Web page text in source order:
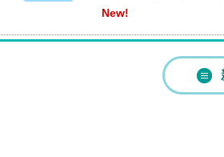
New!
電子入札案件（